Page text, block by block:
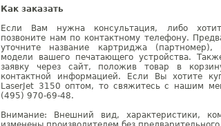
Как заказать
Если Вам нужна консультация, либо
позвоните нам по контактному телефону.
уточните название картриджа (партномер),
модели вашего печатающего устройства.
заявку через сайт, положив товар в
контактной информацией. Если Вы хотите
LaserJet 3150 оптом, то свяжитесь с нашим
(495) 970-69-48.
Внимание: Внешний вид, характеристики,